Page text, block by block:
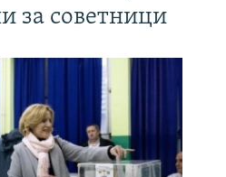
за советници